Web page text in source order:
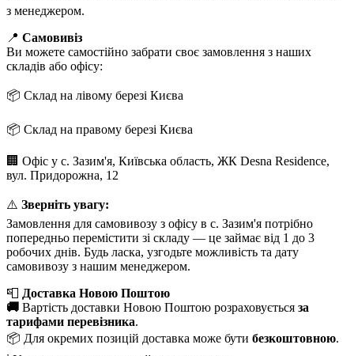
з менеджером.
📍 Самовивіз
Ви можете самостійно забрати своє замовлення з наших
складів або офісу:
📦 Склад на лівому березі Києва
📦 Склад на правому березі Києва
🏢 Офіс у с. Зазим'я, Київська область, ЖК Desna Residence,
вул. Придорожна, 12
⚠️ Зверніть увагу:
Замовлення для самовивозу з офісу в с. Зазим'я потрібно
попередньо перемістити зі складу — це займає від 1 до 3
робочих днів. Будь ласка, узгодьте можливість та дату
самовивозу з нашим менеджером.
📮 Доставка Новою Поштою
🚚 Вартість доставки Новою Поштою розраховується за
тарифами перевізника.
📦 Для окремих позицій доставка може бути безкоштовною.